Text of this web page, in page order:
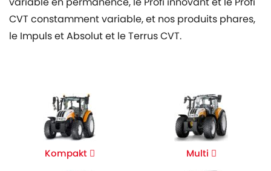
CVT constamment variable, et nos produits phares,
le Impuls et Absolut et le Terrus CVT.
Kompakt Multi